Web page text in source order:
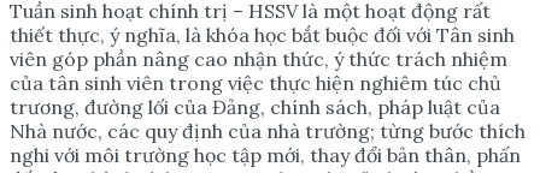
Tuần sinh hoạt chính trị – HSSV là một hoạt động rất
thiết thực, ý nghĩa, là khóa học bắt buộc đối với Tân sinh
viên góp phần nâng cao nhận thức, ý thức trách nhiệm
của tân sinh viên trong việc thực hiện nghiêm túc chủ
trương, đường lối của Đảng, chính sách, pháp luật của
Nhà nước, các quy định của nhà trường; từng bước thích
nghi với môi trường học tập mới, thay đổi bản thân, phấn